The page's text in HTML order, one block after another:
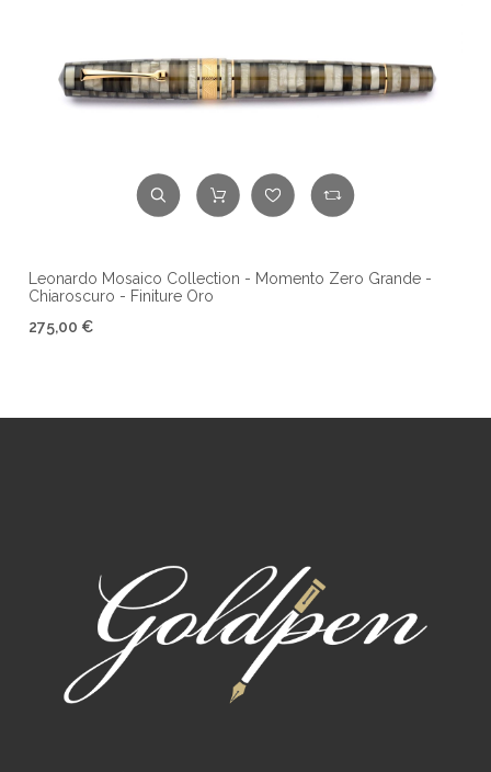
Leonardo Mosaico Collection - Momento Zero Grande -
Chiaroscuro - Finiture Oro
275,00 €